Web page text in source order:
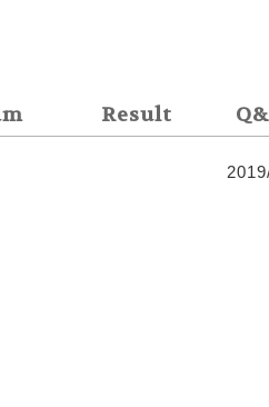
示
Result
客樣照
常